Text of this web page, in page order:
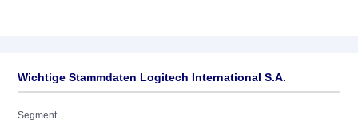
Wichtige Stammdaten Logitech International S.A.
Segment